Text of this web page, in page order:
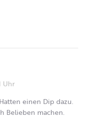
Uhr
einen Dip dazu.
Belieben machen.